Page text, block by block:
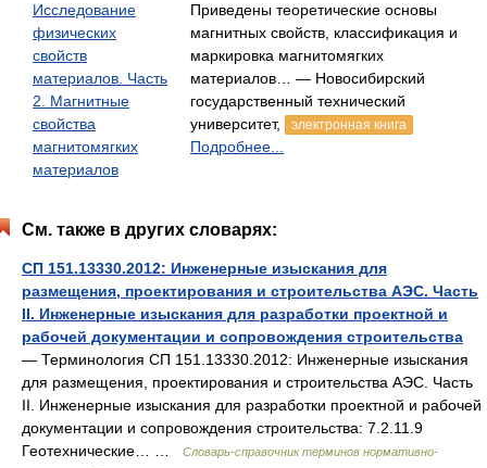
Исследование
физических
свойств
материалов. Часть
2. Магнитные
свойства
магнитомягких
материалов
Приведены теоретические основы
магнитных свойств, классификация и
маркировка магнитомягких
материалов… — Новосибирский
государственный технический
университет,
электронная книга
Подробнее...
См. также в других словарях:
СП 151.13330.2012: Инженерные изыскания для
размещения, проектирования и строительства АЭС. Часть
II. Инженерные изыскания для разработки проектной и
рабочей документации и сопровождения строительства
— Терминология СП 151.13330.2012: Инженерные изыскания
для размещения, проектирования и строительства АЭС. Часть
II. Инженерные изыскания для разработки проектной и рабочей
документации и сопровождения строительства: 7.2.11.9
Геотехнические… …
Словарь-справочник терминов нормативно-